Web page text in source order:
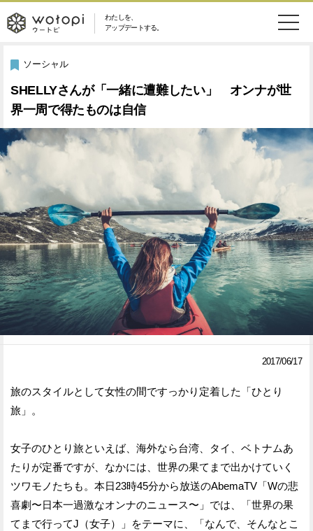
わたしを、
アップデートする。
wotopi
-
ウ
ー
ト
ピ
メ
ニ
ュ
ー
恋愛・結婚
美容・コスメ 妊娠・出産
健康 ワークスタイル
ソーシャル SDGs
アイテム
検
索
ウートピとは？
Facebook
シ
ア
す
る
Twitter
シ
ア
す
る
ソーシャル
SHELLYさんが「一緒に遭難したい」 オンナが世
界一周で得たものは自信
2017/06/17
旅のスタイルとして女性の間ですっかり定着した「ひとり
旅」。
女子のひとり旅といえば、海外なら台湾、タイ、ベトナムあ
たりが定番ですが、なかには、世界の果てまで出かけていく
ツワモノたちも。本日23時45分から放送のAbemaTV「Wの悲
喜劇〜日本一過激なオンナのニュース〜」では、「世界の果
てまで行ってJ（女子）」をテーマに、「なんで、そんなとこ